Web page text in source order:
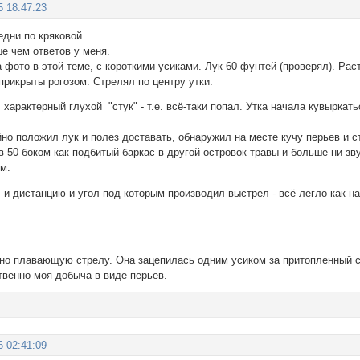
18:47:23
по кряковой.
чем ответов у меня.
фото в этой теме, с короткими усиками. Лук 60 фунтей (проверял).
рогозом. Стрелял по центру утки.
глухой "стук" - т.е. всё-таки попал. Утка начала
положил лук и полез доставать, обнаружил на месте кучу перьев
боком как подбитый баркас в другой островок травы и больше ни
дистанцию и угол под которым производил выстрел - всё легло
плавающую стрелу. Она зацепилась одним усиком за притопленный
моя добыча в виде перьев.
02:41:09